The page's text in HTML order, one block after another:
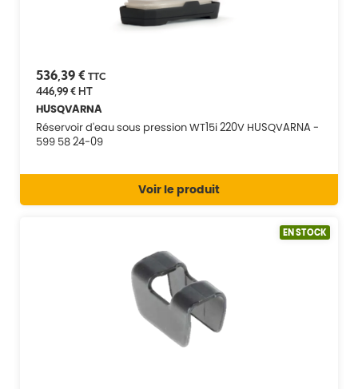
536,39 € TTC
446,99 €HT
HUSQVARNA
Réservoir d'eau sous pression WT15i 220V HUSQVARNA -
599 58 24-09
Voir le produit
EN STOCK